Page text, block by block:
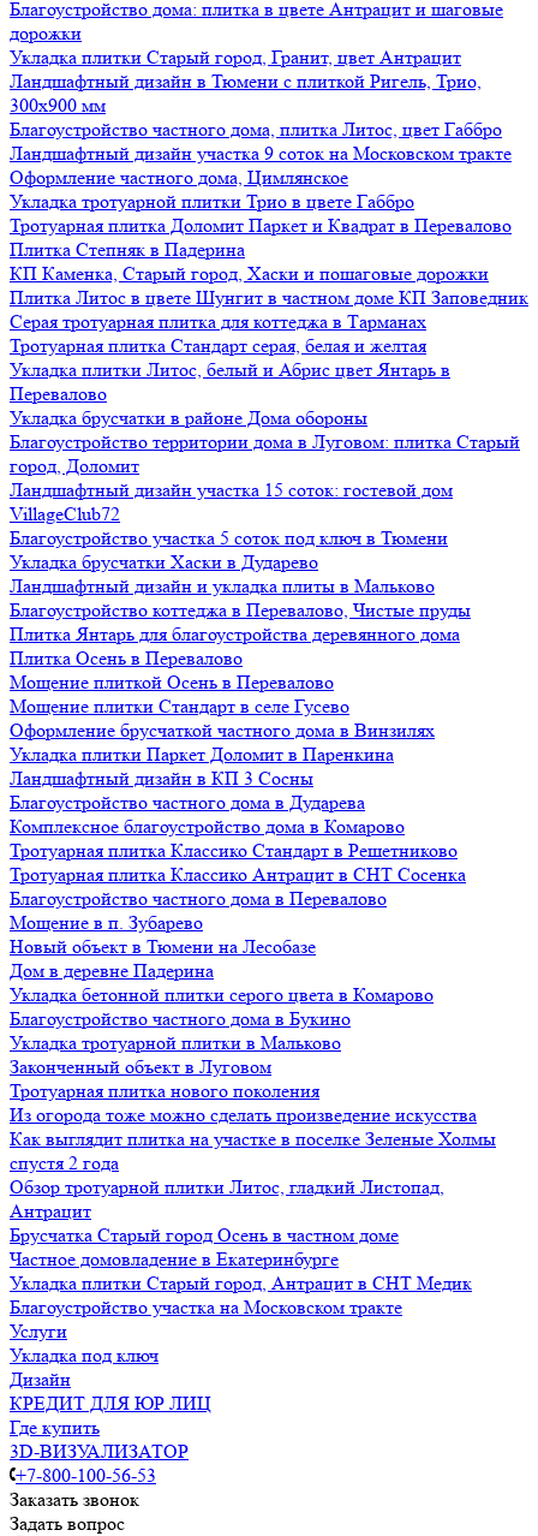
Благоустройство дома: плитка в цвете Антрацит и шаговые
дорожки
Укладка плитки Старый город, Гранит, цвет Антрацит
Ландшафтный дизайн в Тюмени с плиткой Ригель, Трио,
300х900 мм
Благоустройство частного дома, плитка Литос, цвет Габбро
Ландшафтный дизайн участка 9 соток на Московском тракте
Оформление частного дома, Цимлянское
Укладка тротуарной плитки Трио в цвете Габбро
Тротуарная плитка Доломит Паркет и Квадрат в Перевалово
Плитка Степняк в Падерина
КП Каменка, Старый город, Хаски и пошаговые дорожки
Плитка Литос в цвете Шунгит в частном доме КП Заповедник
Серая тротуарная плитка для коттеджа в Тарманах
Тротуарная плитка Стандарт серая, белая и желтая
Укладка плитки Литос, белый и Абрис цвет Янтарь в
Перевалово
Укладка брусчатки в районе Дома обороны
Благоустройство территории дома в Луговом: плитка Старый
город, Доломит
Ландшафтный дизайн участка 15 соток: гостевой дом
VillageClub72
Благоустройство участка 5 соток под ключ в Тюмени
Укладка брусчатки Хаски в Дударево
Ландшафтный дизайн и укладка плиты в Мальково
Благоустройство коттеджа в Перевалово, Чистые пруды
Плитка Янтарь для благоустройства деревянного дома
Плитка Осень в Перевалово
Мощение плиткой Осень в Перевалово
Мощение плитки Стандарт в селе Гусево
Оформление брусчаткой частного дома в Винзилях
Укладка плитки Паркет Доломит в Паренкина
Ландшафтный дизайн в КП 3 Сосны
Благоустройство частного дома в Дударева
Комплексное благоустройство дома в Комарово
Тротуарная плитка Классико Стандарт в Решетниково
Тротуарная плитка Классико Антрацит в СНТ Сосенка
Благоустройство частного дома в Перевалово
Мощение в п. Зубарево
Новый объект в Тюмени на Лесобазе
Дом в деревне Падерина
Укладка бетонной плитки серого цвета в Комарово
Благоустройство частного дома в Букино
Укладка тротуарной плитки в Мальково
Законченный объект в Луговом
Тротуарная плитка нового поколения
Из огорода тоже можно сделать произведение искусства
Как выглядит плитка на участке в поселке Зеленые Холмы
спустя 2 года
Обзор тротуарной плитки Литос, гладкий Листопад,
Антрацит
Брусчатка Старый город Осень в частном доме
Частное домовладение в Екатеринбурге
Укладка плитки Старый город, Антрацит в СНТ Медик
Благоустройство участка на Московском тракте
Услуги
Укладка под ключ
Дизайн
КРЕДИТ ДЛЯ ЮР ЛИЦ
Где купить
3D-ВИЗУАЛИЗАТОР
+7-800-100-56-53
Заказать звонок
Задать вопрос